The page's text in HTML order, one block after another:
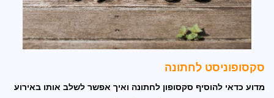
סקסופוניסט לחתונה
מדוע כדאי להוסיף סקסופון לחתונה ואיך אפשר לשלב אותו באירוע